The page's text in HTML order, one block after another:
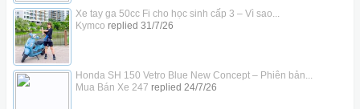
Xe tay ga 50cc Fi cho học sinh cấp 3 – Vì sao...
Kymco replied 31/7/26
Honda SH 150 Vetro Blue New Concept – Phiên bản...
Mua Bán Xe 247 replied 24/7/26